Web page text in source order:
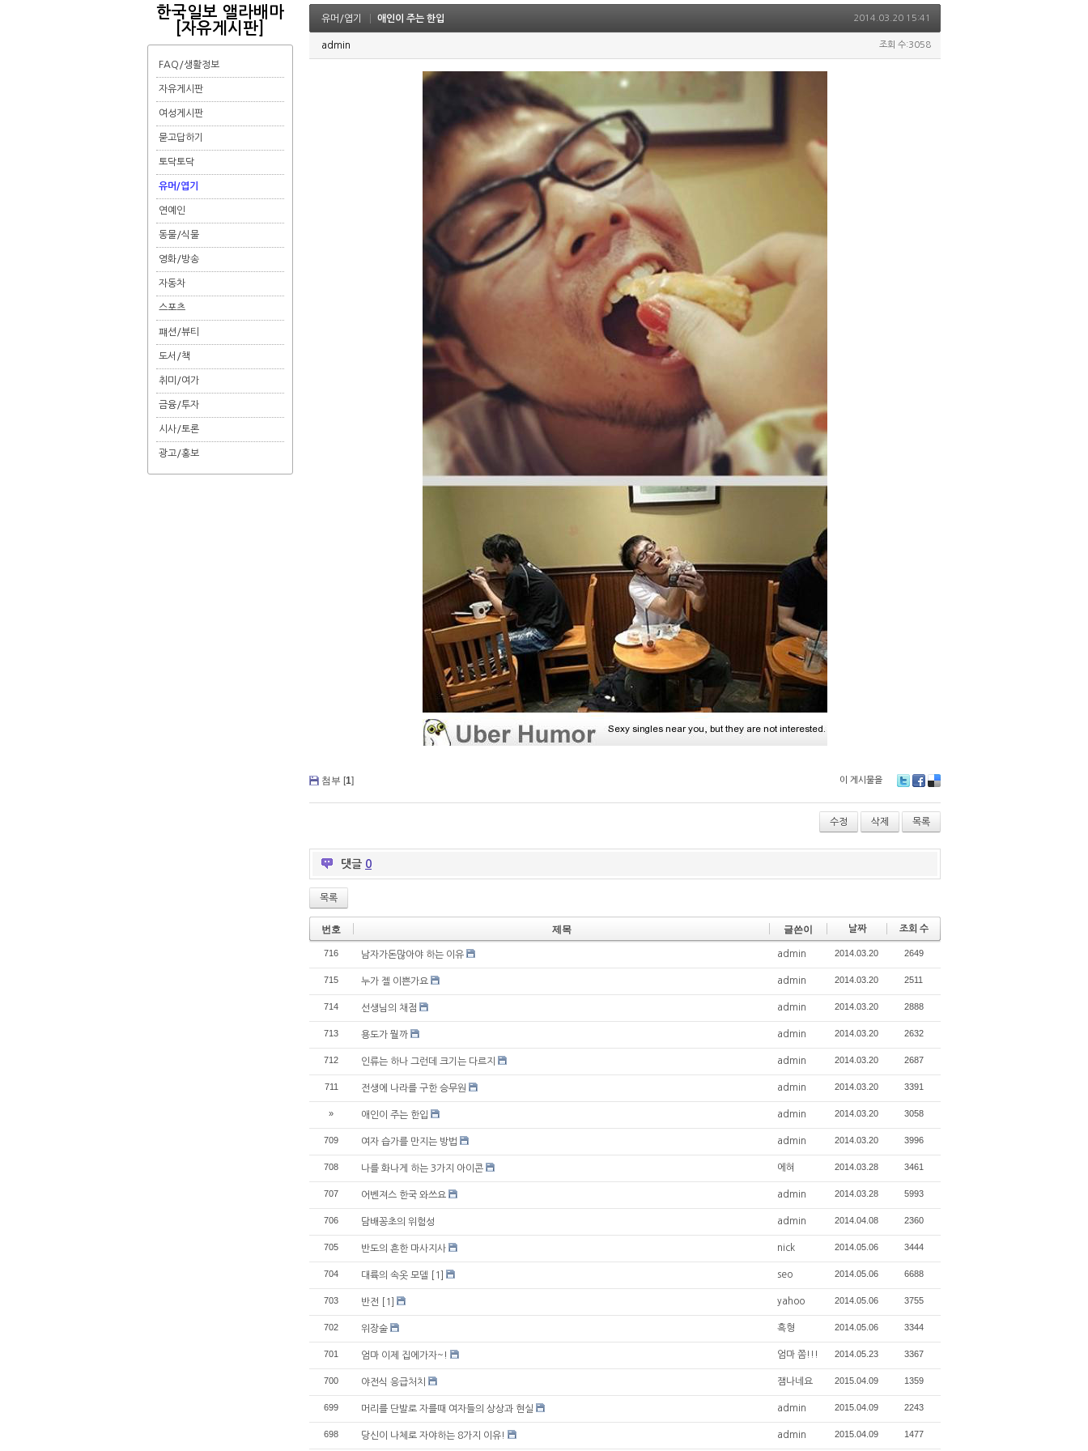
한국일보 앨라배마
[자유게시판]
FAQ/생활정보
자유게시판
여성게시판
묻고답하기
토닥토닥
유머/엽기
연예인
동물/식물
영화/방송
자동차
스포츠
퍠션/뷰티
도서/책
취미/여가
금융/투자
시사/토론
광고/홍보
유머/엽기 애인이 주는 한입 2014.03.20 15:41
admin 조회 수:3058
첨부 [1] 이 게시물을
wi
er
ce
bo
ok
lici
ou
s
수정 삭제 목록
댓글 0
목록
번호 제목 글쓴이 날짜 조회 수
716 남자가돈많아야 하는 이유 admin 2014.03.20 2649
715 누가 젤 이쁜가요 admin 2014.03.20 2511
714 선생님의 채점 admin 2014.03.20 2888
713 용도가 뭘까 admin 2014.03.20 2632
712 인류는 하나 그런데 크기는 다르지 admin 2014.03.20 2687
711 전생에 나라를 구한 승무원 admin 2014.03.20 3391
» 애인이 주는 한입 admin 2014.03.20 3058
709 여자 습가를 만지는 방법 admin 2014.03.20 3996
708 나를 화나게 하는 3가지 아이콘 에혀 2014.03.28 3461
707 어벤져스 한국 와쓰요 admin 2014.03.28 5993
706 담배꽁초의 위험성 admin 2014.04.08 2360
705 반도의 흔한 마사지사 nick 2014.05.06 3444
704 대륙의 속옷 모델 [1] seo 2014.05.06 6688
703 반전 [1] yahoo 2014.05.06 3755
702 위장술 흑형 2014.05.06 3344
701 엄마 이제 집에가자~! 엄마 쫌!!! 2014.05.23 3367
700 야전식 응급처치 잼나네요 2015.04.09 1359
699 머리를 단발로 자를때 여자들의 상상과 현실 admin 2015.04.09 2243
698 당신이 나체로 자야하는 8가지 이유! admin 2015.04.09 1477